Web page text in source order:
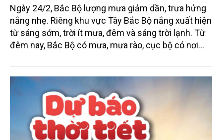
Ngày 24/2, Bắc Bộ lượng mưa giảm dần, trưa hửng
nắng nhẹ. Riêng khu vực Tây Bắc Bộ nắng xuất hiện
từ sáng sớm, trời ít mưa, đêm và sáng trời lạnh. Từ
đêm nay, Bắc Bộ có mưa, mưa rào, cục bộ có nơi
Trung Bộ, cao nguyên Trung Bộ và Nam Bộ ngày
nắng, chiều tối và đêm có mưa rào và dông vài nơi;
riêng miền Đông Nam Bộ có nơi nắng nóng.